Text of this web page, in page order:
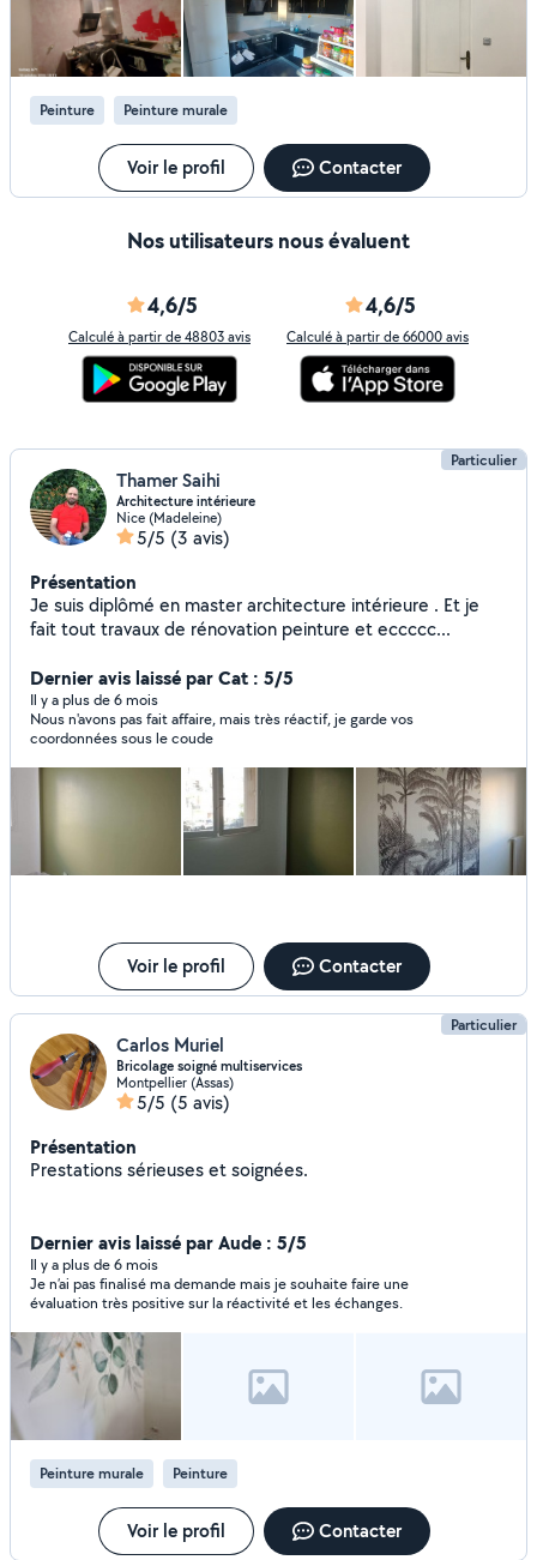
Peinture Peinture murale
Voir le profil Contacter
Nos utilisateurs nous évaluent
4,6/5
Calculé à partir de 48803 avis
4,6/5
Calculé à partir de 66000 avis
Particulier
Thamer Saihi
Architecture intérieure
Nice (Madeleine)
5/5 (3 avis)
Présentation
Je suis diplômé en master architecture intérieure . Et je
fait tout travaux de rénovation peinture et eccccc...
Dernier avis laissé par Cat : 5/5
Il y a plus de 6 mois
Nous n'avons pas fait affaire, mais très réactif, je garde vos
coordonnées sous le coude
Voir le profil Contacter
Particulier
Carlos Muriel
Bricolage soigné multiservices
Montpellier (Assas)
5/5 (5 avis)
Présentation
Prestations sérieuses et soignées.
Dernier avis laissé par Aude : 5/5
Il y a plus de 6 mois
Je n’ai pas finalisé ma demande mais je souhaite faire une
évaluation très positive sur la réactivité et les échanges.
Peinture murale Peinture
Voir le profil Contacter